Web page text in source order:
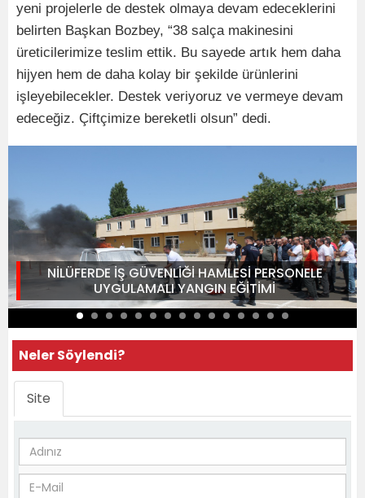
yeni projelerle de destek olmaya devam edeceklerini
belirten Başkan Bozbey, “38 salça makinesini
üreticilerimize teslim ettik. Bu sayede artık hem daha
hijyen hem de daha kolay bir şekilde ürünlerini
işleyebilecekler. Destek veriyoruz ve vermeye devam
edeceğiz. Çiftçimize bereketli olsun” dedi.
NİLÜFERDE İŞ GÜVENLİĞİ HAMLESİ PERSONELE
UYGULAMALI YANGIN EĞİTİMİ
Neler Söylendi?
Site